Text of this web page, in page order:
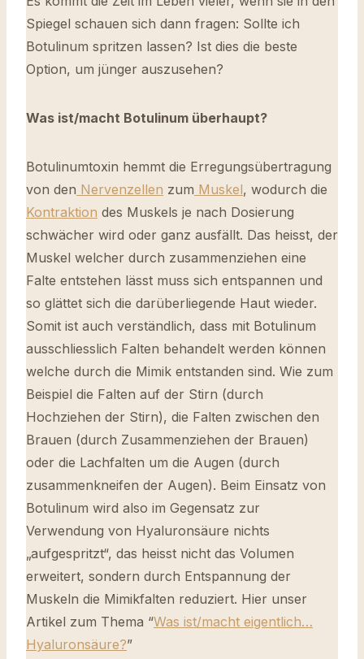
Spiegel schauen sich dann fragen: Sollte ich
Botulinum spritzen lassen? Ist dies die beste
Option, um jünger auszusehen?
Was ist/macht Botulinum überhaupt?
Botulinumtoxin hemmt die Erregungsübertragung
von den Nervenzellen zum Muskel, wodurch die
Kontraktion des Muskels je nach Dosierung
schwächer wird oder ganz ausfällt. Das heisst, der
Muskel welcher durch zusammenziehen eine
Falte entstehen lässt muss sich entspannen und
so glättet sich die darüberliegende Haut wieder.
Somit ist auch verständlich, dass mit Botulinum
ausschliesslich Falten behandelt werden können
welche durch die Mimik entstanden sind. Wie zum
Beispiel die Falten auf der Stirn (durch
Hochziehen der Stirn), die Falten zwischen den
Brauen (durch Zusammenziehen der Brauen)
oder die Lachfalten um die Augen (durch
zusammenkneifen der Augen). Beim Einsatz von
Botulinum wird also im Gegensatz zur
Verwendung von Hyaluronsäure nichts
„aufgespritzt“, das heisst nicht das Volumen
erweitert, sondern durch Entspannung der
Muskeln die Mimikfalten reduziert. Hier unser
Artikel zum Thema “Was ist/macht eigentlich…
Hyaluronsäure?”